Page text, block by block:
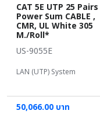
CAT 5E UTP 25 Pairs
Power Sum CABLE ,
CMR, UL White 305
M./Roll*
US-9055E
LAN (UTP) System
50,066.00 บาท